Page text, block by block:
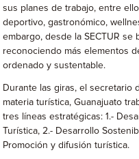
sus planes de trabajo, entre
deportivo, gastronómico,
embargo, desde la SECTUR
reconociendo más elementos
ordenado y sustentable.
Durante las giras, el secretario
materia turística, Guanajuato
tres líneas estratégicas: 1.-
Turística, 2.- Desarrollo
Promoción y difusión turística.